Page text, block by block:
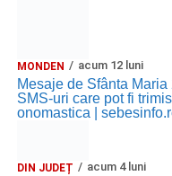
MONDEN acum 12 luni
Mesaje de Sfânta
SMS-uri care pot fi
onomastica |
DIN JUDEȚ acum 4 luni